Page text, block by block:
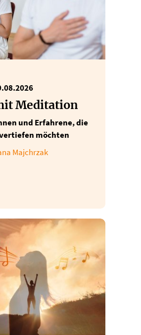
Meditation
und Erfahrene, die
möchten
Majchrzak